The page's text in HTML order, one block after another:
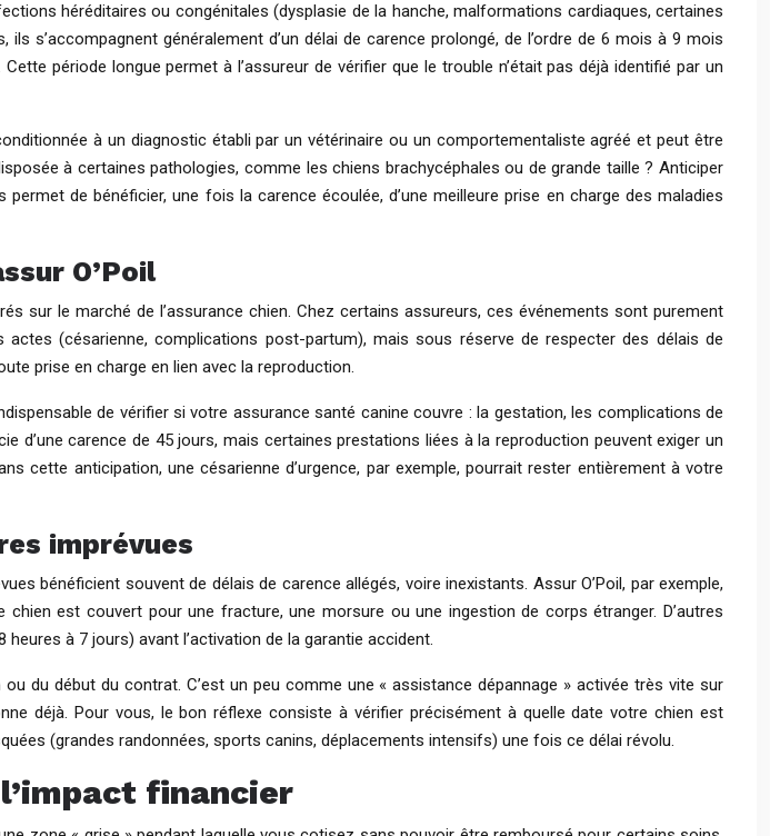
héréditaires ou congénitales (dysplasie de la hanche, malformations cardiaques, certaines
s’accompagnent généralement d’un délai de carence prolongé, de l’ordre de 6 mois à 9 mois
période longue permet à l’assureur de vérifier que le trouble n’était pas déjà identifié par un
à un diagnostic établi par un vétérinaire ou un comportementaliste agréé et peut être
à certaines pathologies, comme les chiens brachycéphales ou de grande taille ? Anticiper
de bénéficier, une fois la carence écoulée, d’une meilleure prise en charge des maladies
O’Poil
le marché de l’assurance chien. Chez certains assureurs, ces événements sont purement
(césarienne, complications post-partum), mais sous réserve de respecter des délais de
prise en charge en lien avec la reproduction.
de vérifier si votre assurance santé canine couvre : la gestation, les complications de
d’une carence de 45 jours, mais certaines prestations liées à la reproduction peuvent exiger un
cette anticipation, une césarienne d’urgence, par exemple, pourrait rester entièrement à votre
imprévues
bénéficient souvent de délais de carence allégés, voire inexistants. Assur O’Poil, par exemple,
est couvert pour une fracture, une morsure ou une ingestion de corps étranger. D’autres
à 7 jours) avant l’activation de la garantie accident.
du début du contrat. C’est un peu comme une « assistance dépannage » activée très vite sur
déjà. Pour vous, le bon réflexe consiste à vérifier précisément à quelle date votre chien est
(grandes randonnées, sports canins, déplacements intensifs) une fois ce délai révolu.
financier